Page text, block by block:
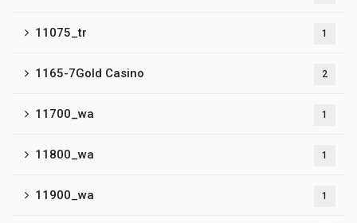
11075_tr 1
1165-7Gold Casino 2
11700_wa 1
11800_wa 1
11900_wa 1